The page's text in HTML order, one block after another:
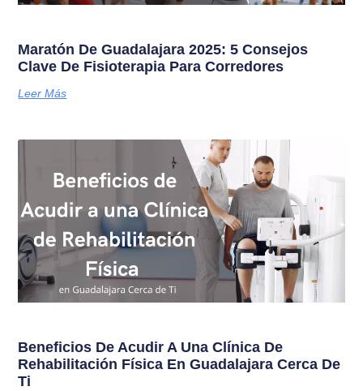
Maratón De Guadalajara 2025: 5 Consejos
Clave De Fisioterapia Para Corredores
Leer Más
Beneficios De Acudir A Una Clínica De
Rehabilitación Física En Guadalajara Cerca De
Ti